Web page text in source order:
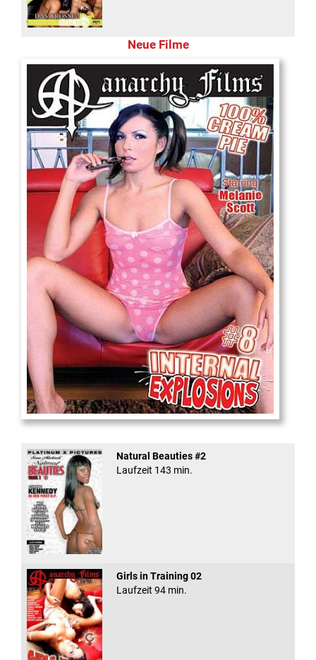
Neue Filme
Internal Explosionen
Natural Beauties #2
Laufzeit 143 min.
Girls in Training 02
Laufzeit 94 min.